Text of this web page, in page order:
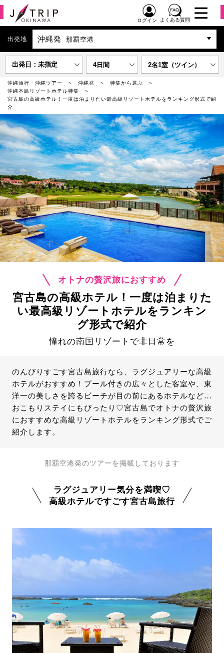
ログイン よくある質問
出発地 沖縄発 那覇空港
出発日：未指定 4日間 2名1室（ツイン）
沖縄旅行・沖縄ツアー 沖縄発
特集から選ぶ
沖縄本島リゾートホテル特集
宮古島の高級ホテル！一度は泊まりたい最高級リゾートホテルをランキング形式で紹
介
オトナの贅沢旅におすすめ
宮古島の高級ホテル！一度は泊まりた
い最高級リゾートホテルをランキン
グ形式で紹介
憧れの南国リゾートで非日常を
のんびりすごす宮古島旅行なら、ラグジュアリーな高級
ホテルがおすすめ！プール付きの広々とした客室や、東
洋一の美しさを誇るビーチが目の前にあるホテルなど…
おこもりステイにもぴったり♡宮古島でオトナの贅沢旅
におすすめな高級リゾートホテルをランキング形式でご
紹介します。
那覇空港発のツアーを掲載しております
ラグジュアリー気分を満喫♡
高級ホテルですごす宮古島旅行